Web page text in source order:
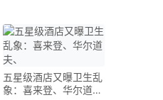
五星级酒店又曝卫生乱
象：喜来登、华尔道